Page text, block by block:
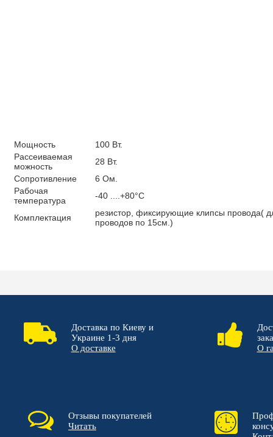
Мощность
100 Вт.
Рассеиваемая
можность
28 Вт.
Сопротивление
6 Ом.
Рабочая
температура
-40 ....+80°C
Комплектация
резистор, фиксирующие клипсы провода(
проводов по 15см.)
Доставка по Киеву и
Украине 1-3 дня
О доставке
О
Отзывы покупателей
Читать